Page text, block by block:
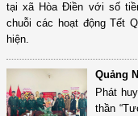
tại xã Hòa Điền với số
chuỗi các hoạt động Tết
hiện.
Quảng
Phát
thần